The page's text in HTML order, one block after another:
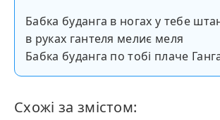
Бабка буданга в ногах у тебе
в руках гантеля мелиє меля
Бабка буданга по тобі плаче
Схожі за змістом: